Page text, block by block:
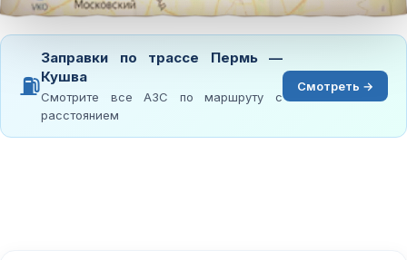
⛽
Заправки по трассе Пермь —
Кушва
Смотрите все АЗС по маршруту с
расстоянием
Смотреть →